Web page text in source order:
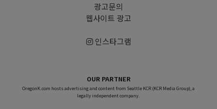
광고문의
웹사이트 광고
인스타그램
OUR PARTNER
OregonK.com hosts advertising and content from Seattle KCR (KCR Media Group), a
legally independent company.